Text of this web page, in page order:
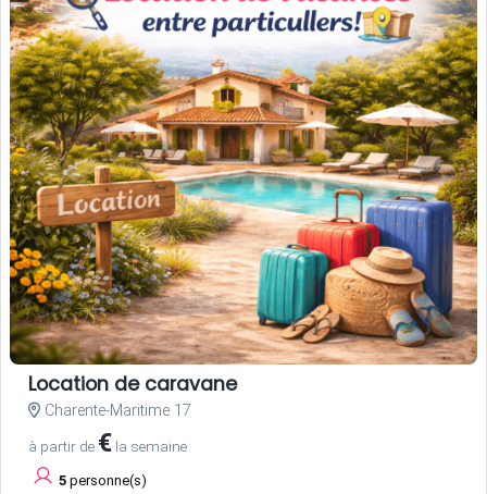
Location de caravane
Charente-Maritime 17
à partir de € la semaine
5 personne(s)